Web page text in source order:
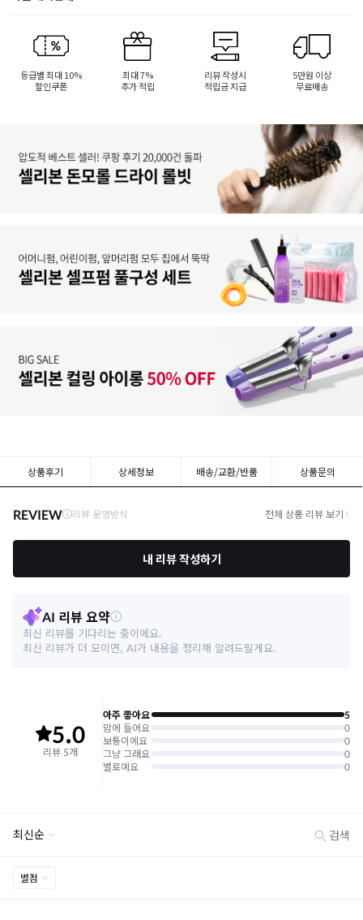
등급별 최대 10%
할인쿠폰
최대 7%
추가 적립
리뷰 작성시
적립금 지급
5만원 이상
무료배송
상품후기 상세정보 배송/교환/반품 상품문의